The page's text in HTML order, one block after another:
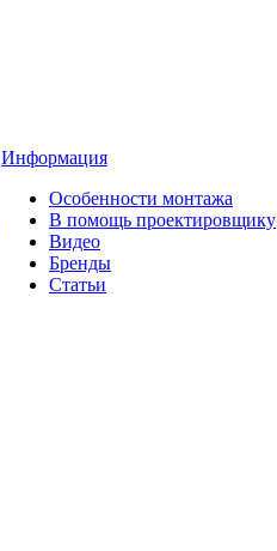
Информация
Особенности монтажа
В помощь проектировщику
Видео
Бренды
Статьи